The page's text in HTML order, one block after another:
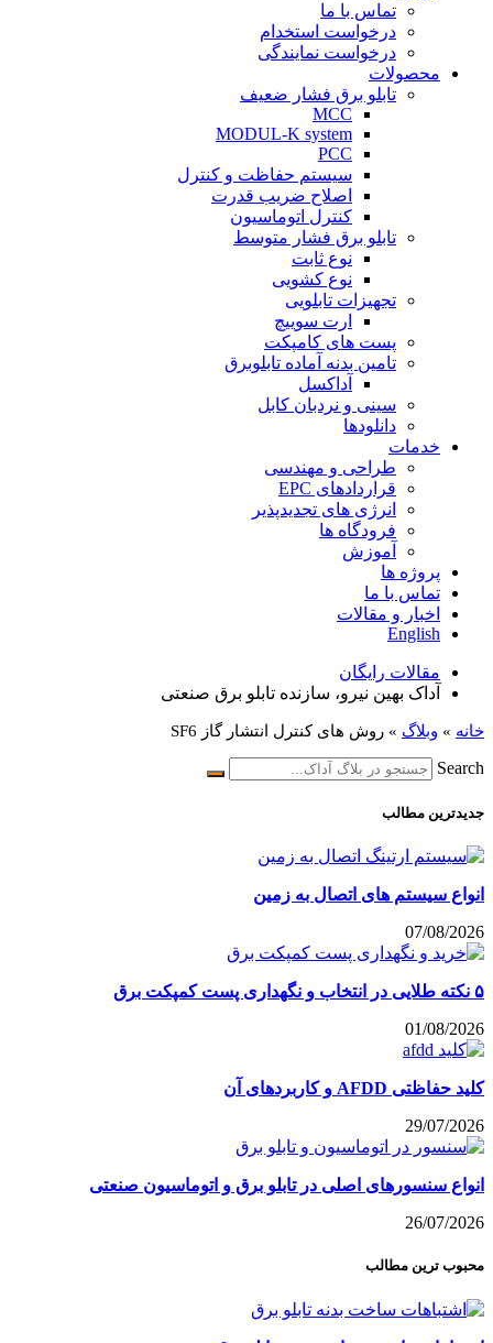
تماس با ما
درخواست استخدام
درخواست نمایندگی
محصولات
تابلو برق فشار ضعیف
MCC
MODUL-K system
PCC
سیستم حفاظت و کنترل
اصلاح ضریب قدرت
کنترل اتوماسیون
تابلو برق فشار متوسط
نوع ثابت
نوع کشویی
تجهیزات تابلویی
ارت سوییچ
پست های کامپکت
تامین بدنه آماده تابلوبرق
آداکسل
سینی و نردبان کابل
دانلودها
خدمات
طراحی و مهندسی
قراردادهای EPC
انرژی های تجدیدپذیر
فرودگاه ها
آموزش
پروژه ها
تماس با ما
اخبار و مقالات
English
مقالات رایگان
آداک بهین نیرو، سازنده تابلو برق صنعتی
خانه » وبلاگ » روش های کنترل انتشار گاز SF6
Search
جدیدترین مطالب
انواع سیستم های اتصال به زمین
07/08/2026
۵ نکته طلایی در انتخاب و نگهداری پست کمپکت برق
01/08/2026
کلید حفاظتی AFDD و کاربردهای آن
29/07/2026
انواع سنسورهای اصلی در تابلو برق و اتوماسیون صنعتی
26/07/2026
محبوب ترین مطالب